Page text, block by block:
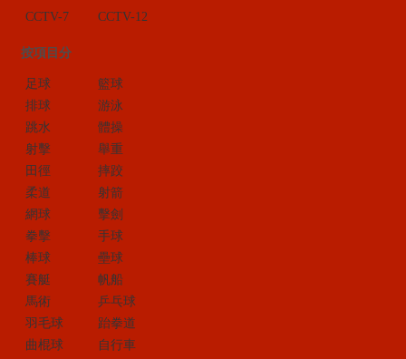
CCTV-7
CCTV-12
按項目分
足球
籃球
排球
游泳
跳水
體操
射擊
舉重
田徑
摔跤
柔道
射箭
網球
擊劍
拳擊
手球
棒球
壘球
賽艇
帆船
馬術
乒乓球
羽毛球
跆拳道
曲棍球
自行車